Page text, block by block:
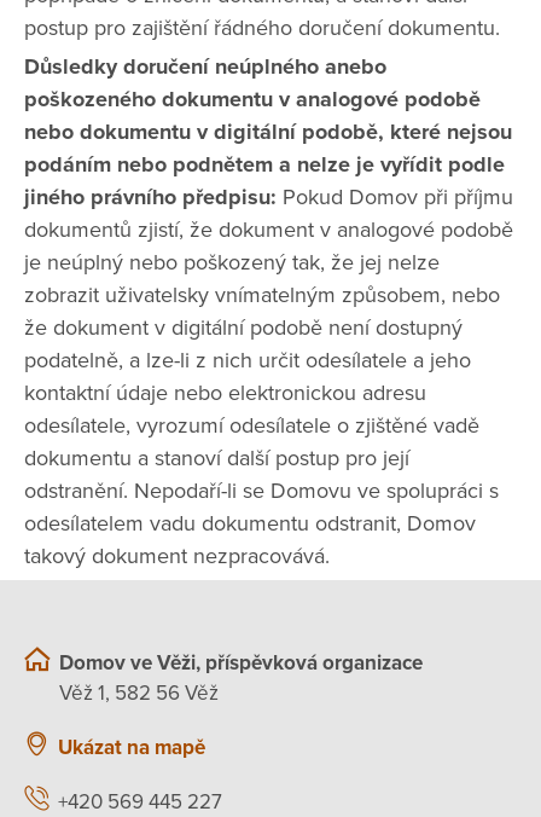
postup pro zajištění řádného doručení dokumentu.
Důsledky doručení neúplného anebo
poškozeného dokumentu v analogové podobě
nebo dokumentu v digitální podobě, které nejsou
podáním nebo podnětem a nelze je vyřídit podle
jiného právního předpisu: Pokud Domov při příjmu
dokumentů zjistí, že dokument v analogové podobě
je neúplný nebo poškozený tak, že jej nelze
zobrazit uživatelsky vnímatelným způsobem, nebo
že dokument v digitální podobě není dostupný
podatelně, a lze-li z nich určit odesílatele a jeho
kontaktní údaje nebo elektronickou adresu
odesílatele, vyrozumí odesílatele o zjištěné vadě
dokumentu a stanoví další postup pro její
odstranění. Nepodaří-li se Domovu ve spolupráci s
odesílatelem vadu dokumentu odstranit, Domov
takový dokument nezpracovává.
Domov ve Věži, příspěvková organizace
Věž 1, 582 56 Věž
Ukázat na mapě
+420 569 445 227